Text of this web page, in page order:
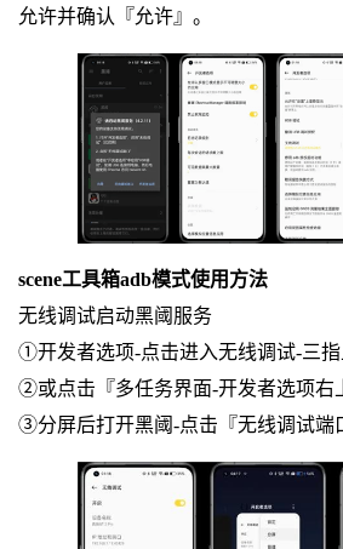
允许并确认『允许』。
scene工具箱adb模式使用方法
无线调试启动黑阈服务
①开发者选项-点击进入无线调试-三
②或点击『多任务界面-开发者选项右
③分屏后打开黑阈-点击『无线调试端